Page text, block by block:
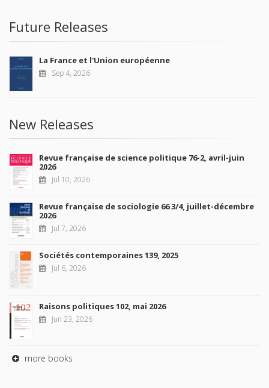
Future Releases
La France et l'Union européenne
Sep 4, 2026
New Releases
Revue française de science politique 76-2, avril-juin
2026
Jul 10, 2026
Revue française de sociologie 66 3/4, juillet-décembre
2026
Jul 7, 2026
Sociétés contemporaines 139, 2025
Jul 6, 2026
Raisons politiques 102, mai 2026
Jun 23, 2026
more books